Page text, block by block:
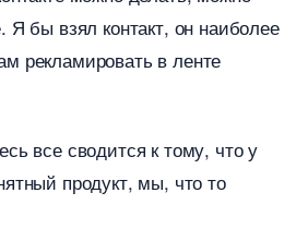
Я бы взял контакт, он наиболее
рекламировать в ленте
все сводится к тому, что у
продукт, мы, что то